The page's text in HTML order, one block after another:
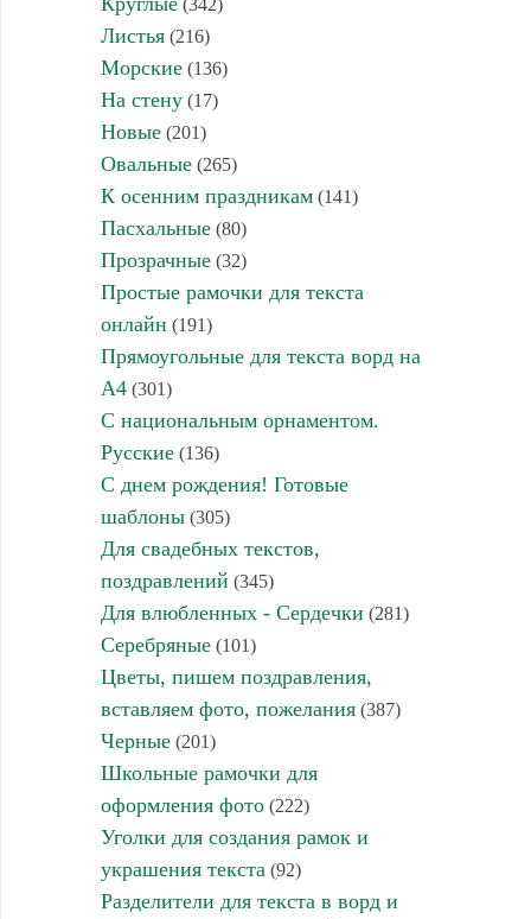
Листья(216)
Морские(136)
На стену(17)
Новые(201)
Овальные(265)
К осенним праздникам(141)
Пасхальные(80)
Прозрачные(32)
Простые рамочки для текста
онлайн (191)
Прямоугольные для текста ворд на
А4(301)
С национальным орнаментом.
Русские(136)
С днем рождения! Готовые
шаблоны(305)
Для свадебных текстов,
поздравлений (345)
Для влюбленных - Сердечки (281)
Серебряные(101)
Цветы, пишем поздравления,
вставляем фото, пожелания(387)
Черные(201)
Школьные рамочки для
оформления фото(222)
Уголки для создания рамок и
украшения текста (92)
Разделители для текста в ворд и